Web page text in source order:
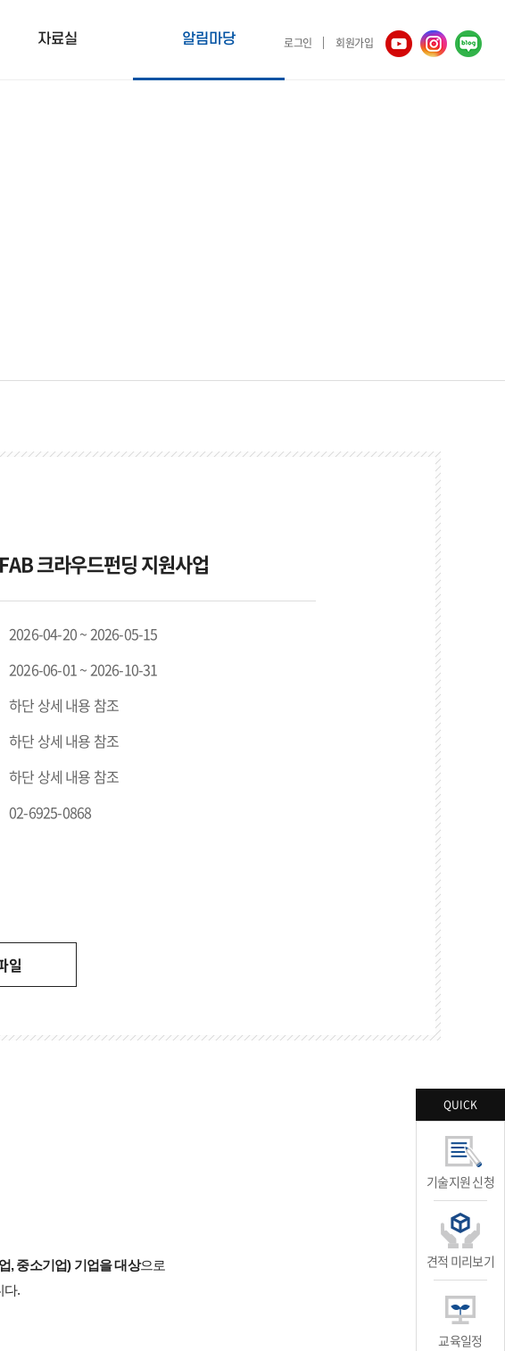
로그인 회원가입
자료실 알림마당
QUICK
기술지원 신청
견적 미리보기
교육일정
크라우드펀딩 지원사업
2026-04-20 ~ 2026-05-15
2026-06-01 ~ 2026-10-31
하단 상세 내용 참조
하단 상세 내용 참조
하단 상세 내용 참조
02-6925-0868
일
, 중소기업) 기업을 대상으로
다.